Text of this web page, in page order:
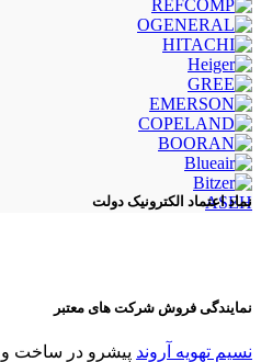
ASEH
نماد اعتماد الکترونیک دولت
نمایندگی فروش شرکت های معتبر
نسیم تهویه آروند پیشرو در ساخت و